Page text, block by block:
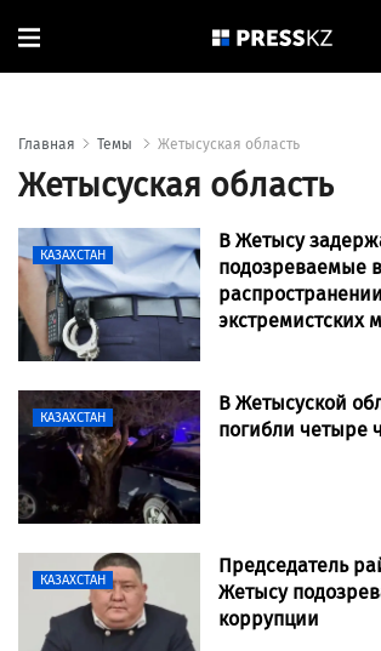
Главная Темы Жетысуская область
Жетысуская область
КАЗАХСТАН
В Жетысу
подозреваемые в
экстремистских
КАЗАХСТАН
В Жетысуской
погибли четыре
КАЗАХСТАН
Председатель
Жетысу
коррупции